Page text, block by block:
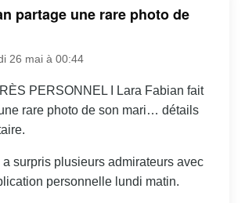
partage une rare photo de
26 mai à 00:44
PERSONNEL I Lara Fabian fait
rare photo de son mari… détails
a surpris plusieurs admirateurs avec
personnelle lundi matin.